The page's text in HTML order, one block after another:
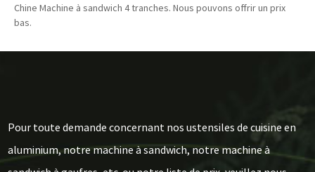
Chine Machine à sandwich 4 tranches. Nous pouvons offrir un prix
bas.
Pour toute demande concernant nos ustensiles de cuisine en
aluminium, notre machine à sandwich, notre machine à